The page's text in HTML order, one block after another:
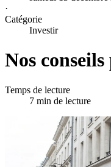
·
Catégorie
Investir
Nos
Temps de lecture
7 min de lecture